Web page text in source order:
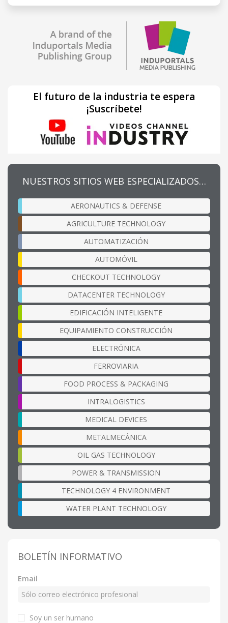
El futuro de la industria te espera
¡Suscríbete!
NUESTROS SITIOS WEB ESPECIALIZADOS…
AERONAUTICS & DEFENSE
AGRICULTURE TECHNOLOGY
AUTOMATIZACIÓN
AUTOMÓVIL
CHECKOUT TECHNOLOGY
DATACENTER TECHNOLOGY
EDIFICACIÓN INTELIGENTE
EQUIPAMIENTO CONSTRUCCIÓN
ELECTRÓNICA
FERROVIARIA
FOOD PROCESS & PACKAGING
INTRALOGISTICS
MEDICAL DEVICES
METALMECÁNICA
OIL GAS TECHNOLOGY
POWER & TRANSMISSION
TECHNOLOGY 4 ENVIRONMENT
WATER PLANT TECHNOLOGY
BOLETÍN INFORMATIVO
Email
Soy un ser humano